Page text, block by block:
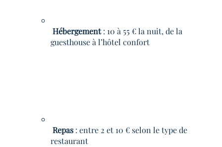
Hébergement: 10 à 55 € la nuit, de la
guesthouse à l’hôtel confort
Repas: entre 2 et 10 € selon le type de
restaurant